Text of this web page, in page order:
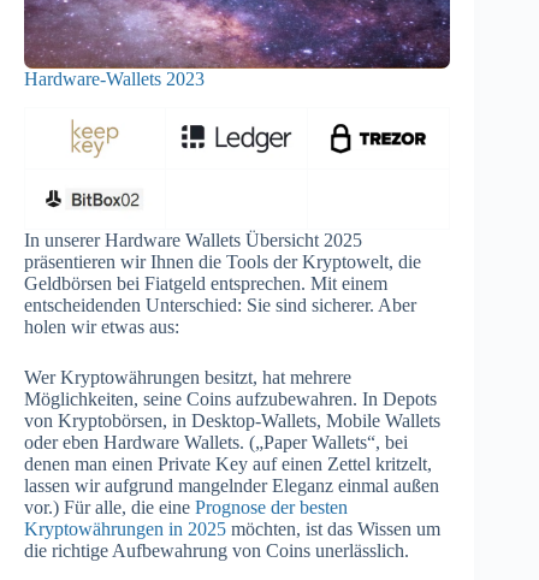
Hardware-Wallets 2023
In unserer Hardware Wallets Übersicht 2025
präsentieren wir Ihnen die Tools der Kryptowelt, die
Geldbörsen bei Fiatgeld entsprechen. Mit einem
entscheidenden Unterschied: Sie sind sicherer. Aber
holen wir etwas aus:
Wer Kryptowährungen besitzt, hat mehrere
Möglichkeiten, seine Coins aufzubewahren. In Depots
von Kryptobörsen, in Desktop-Wallets, Mobile Wallets
oder eben Hardware Wallets. („Paper Wallets“, bei
denen man einen Private Key auf einen Zettel kritzelt,
lassen wir aufgrund mangelnder Eleganz einmal außen
vor.) Für alle, die eine Prognose der besten
Kryptowährungen in 2025 möchten, ist das Wissen um
die richtige Aufbewahrung von Coins unerlässlich.